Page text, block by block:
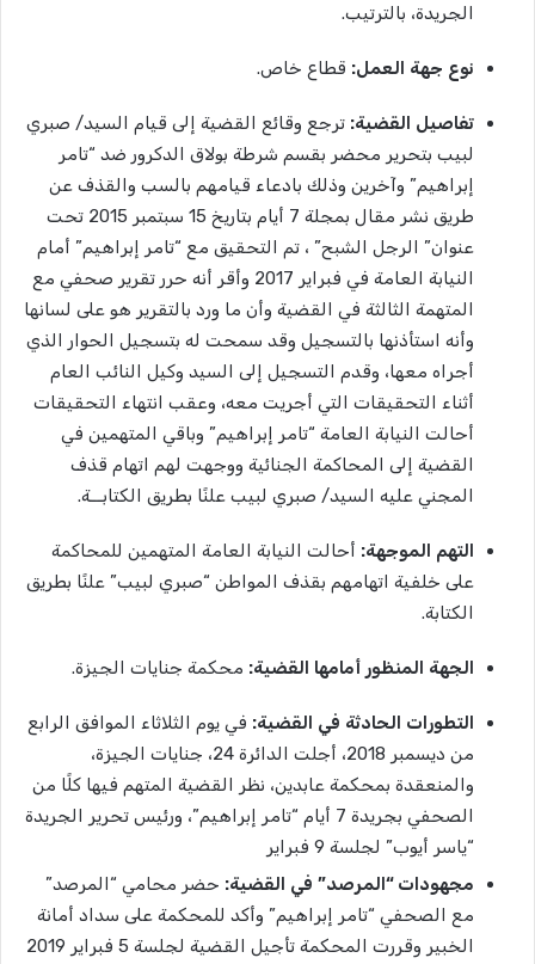
الجريدة، بالترتيب.
نوع جهة العمل: قطاع خاص.
تفاصيل القضية: ترجع وقائع القضية إلى قيام السيد/ صبري
لبيب بتحرير محضر بقسم شرطة بولاق الدكرور ضد “تامر
إبراهيم” وآخرين وذلك بادعاء قيامهم بالسب والقذف عن
طريق نشر مقال بمجلة 7 أيام بتاريخ 15 سبتمبر 2015 تحت
عنوان” الرجل الشبح” ، تم التحقيق مع “تامر إبراهيم” أمام
النيابة العامة في فبراير 2017 وأقر أنه حرر تقرير صحفي مع
المتهمة الثالثة في القضية وأن ما ورد بالتقرير هو على لسانها
وأنه استأذنها بالتسجيل وقد سمحت له بتسجيل الحوار الذي
أجراه معها، وقدم التسجيل إلى السيد وكيل النائب العام
أثناء التحقيقات التي أجريت معه، وعقب انتهاء التحقيقات
أحالت النيابة العامة “تامر إبراهيم” وباقي المتهمين في
القضية إلى المحاكمة الجنائية ووجهت لهم اتهام قذف
المجني عليه السيد/ صبري لبيب علنًا بطريق الكتابــة.
التهم الموجهة: أحالت النيابة العامة المتهمين للمحاكمة
على خلفية اتهامهم بقذف المواطن “صبري لبيب” علنًا بطريق
الكتابة.
الجهة المنظور أمامها القضية: محكمة جنايات الجيزة.
التطورات الحادثة في القضية: في يوم الثلاثاء الموافق الرابع
من ديسمبر 2018، أجلت الدائرة 24، جنايات الجيزة،
والمنعقدة بمحكمة عابدين، نظر القضية المتهم فيها كلًا من
الصحفي بجريدة 7 أيام “تامر إبراهيم”، ورئيس تحرير الجريدة
“ياسر أيوب” لجلسة 9 فبراير
مجهودات “المرصد” في القضية: حضر محامي “المرصد”
مع الصحفي “تامر إبراهيم” وأكد للمحكمة على سداد أمانة
الخبير وقررت المحكمة تأجيل القضية لجلسة 5 فبراير 2019